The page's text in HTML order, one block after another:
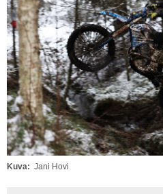
Luo uusi
Vaihda
CROSS
MUUT
LUE
OHJEET
Kuva Jani Hovi